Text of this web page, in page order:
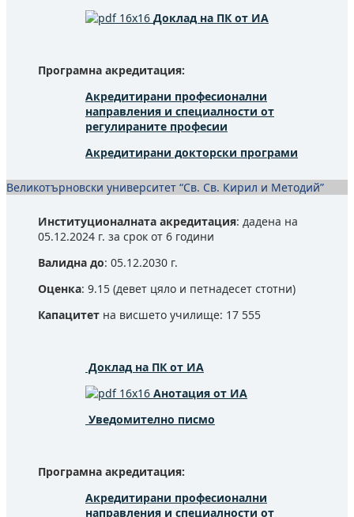
Доклад на ПК от ИА
Програмна акредитация:
Акредитирани професионални
направления и специалности от
регулираните професии
Акредитирани докторски програми
Великотърновски университет “Св. Св. Кирил и Методий”
Институционалната акредитация: дадена на
05.12.2024 г. за срок от 6 години
Валидна до: 05.12.2030 г.
Оценка: 9.15 (девет цяло и петнадесет стотни)
Капацитет на висшето училище: 17 555
Доклад на ПК от ИА
Анотация от ИА
Уведомително писмо
Програмна акредитация:
Акредитирани професионални
направления и специалности от